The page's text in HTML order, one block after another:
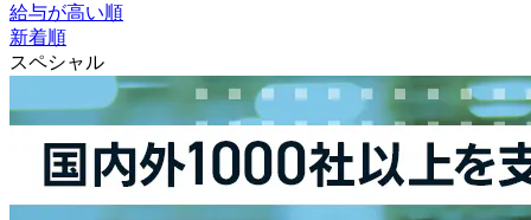
給与が高い順
新着順
スペシャル